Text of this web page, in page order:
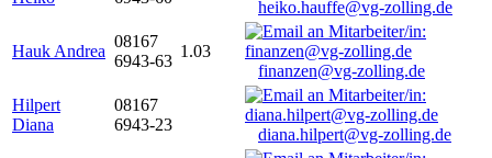
heiko.hauffe@vg-zolling.de
Hauk Andrea
08167
6943-63
1.03
finanzen@vg-zolling.de
Hilpert
Diana
08167
6943-23
diana.hilpert@vg-zolling.de